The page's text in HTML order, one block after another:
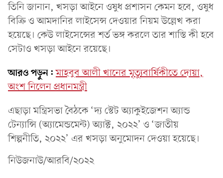
তিনি জানান, খসড়া আইনে ওষুধ প্রশাসন কেমন হবে, ওষুধ
বিক্রি ও আমদানির লাইসেন্স দেওয়ার নিয়ম উল্লেখ করা
হয়েছে। কেউ লাইসেন্সের শর্ত ভঙ্গ করলে তার শাস্তি কী হবে
সেটাও খসড়া আইনে রয়েছে।
আরও পড়ুন: মাহবুব আলী খানের মৃত্যুবার্ষিকীতে দোয়া,
অংশ নিলেন প্রধানমন্ত্রী
এছাড়া মন্ত্রিসভা বৈঠকে ‘দ্য স্টেট অ্যাকুইজেশন অ্যান্ড
টেন্যান্সি (অ্যামেন্ডমেন্ট) অ্যাক্ট, ২০২২’ ও ‘জাতীয়
শিল্পনীতি, ২০২২’ এর খসড়া অনুমোদন দেওয়া হয়েছে।
নিউজনাউ/আরবি/২০২২